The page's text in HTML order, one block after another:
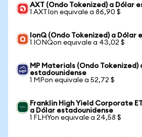
AXT (Ondo Tokenized) a Dólar
1 AXTIon equivale a 86,90 $
IonQ (Ondo Tokenized) a Dólar
1 IONQon equivale a 43,02 $
MP Materials (Ondo Tokenized)
estadounidense
1 MPon equivale a 52,72 $
Franklin High Yield Corporate
a Dólar estadounidense
1 FLHYon equivale a 24,58 $